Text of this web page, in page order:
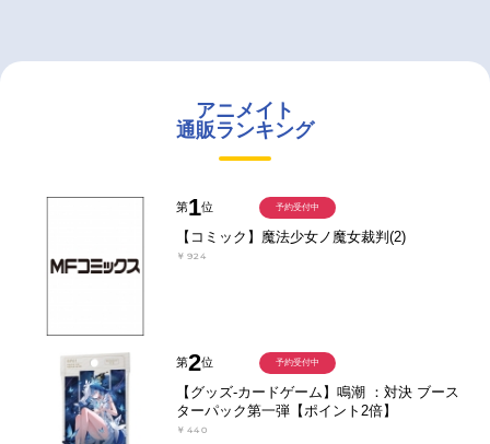
アニメイト
通販ランキング
第1位
【コミック】魔法少女ノ魔女裁判(2)
￥924
予約受付中
第2位
【グッズ-カードゲーム】鳴潮 ：対決 ブース
ターパック第一弾【ポイント2倍】
￥440
予約受付中